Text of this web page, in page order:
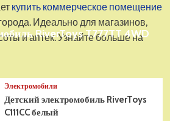
купить коммерческое помещение
Идеально для магазинов,
и аптек. Узнайте больше на
RiverToys T777TT 4WD
Электромобили
Детский электромобиль RiverToys
C111CC белый